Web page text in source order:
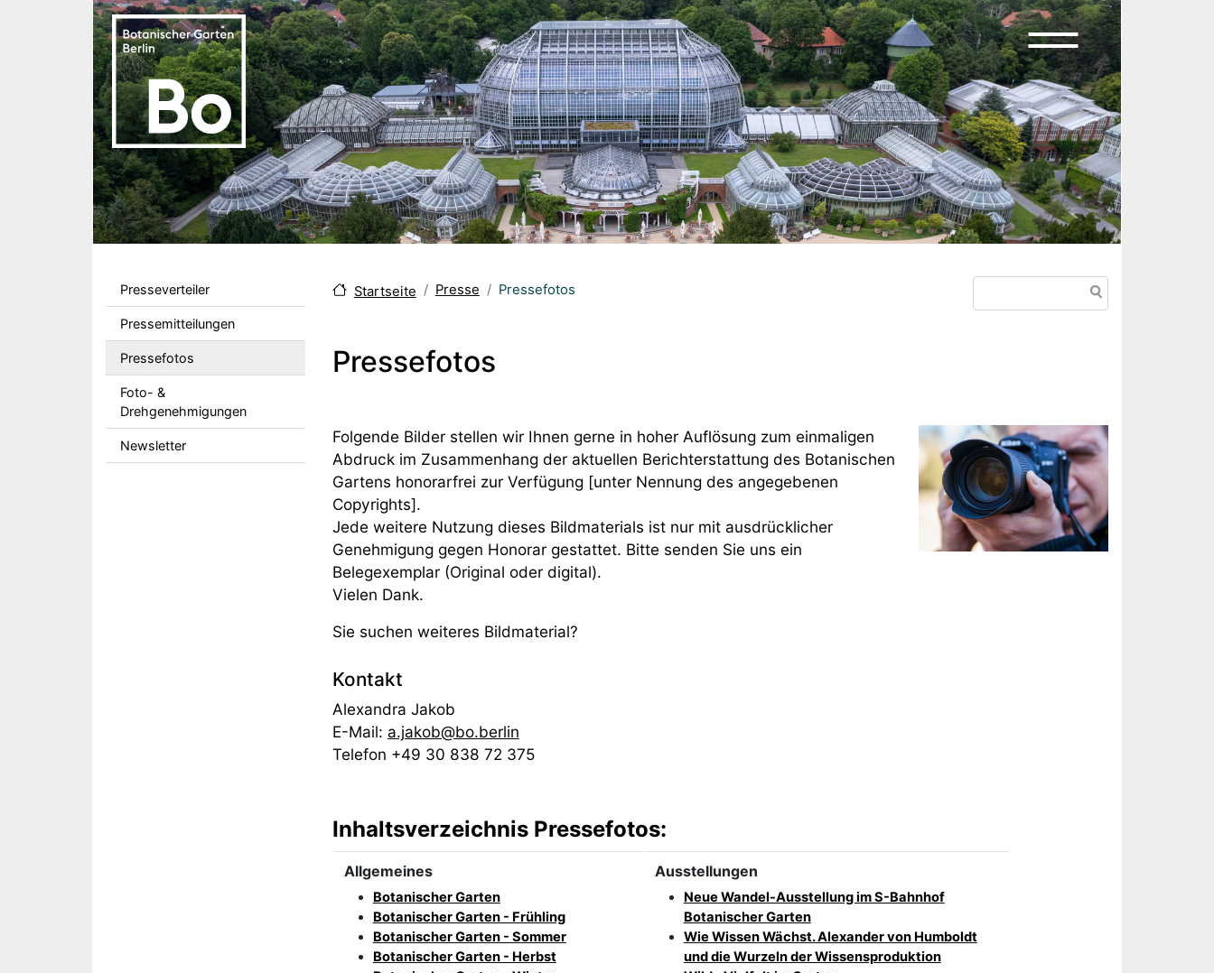
Direkt zum Inhalt
Presseverteiler
Pressemitteilungen
Pressefotos
Foto- &
Drehgenehmigungen
Newsletter
Startseite Presse Pressefotos
Pressefotos
Folgende Bilder stellen wir Ihnen gerne in hoher Auflösung zum einmaligen
Abdruck im Zusammenhang der aktuellen Berichterstattung des Botanischen
Gartens honorarfrei zur Verfügung [unter Nennung des angegebenen
Copyrights].
Jede weitere Nutzung dieses Bildmaterials ist nur mit ausdrücklicher
Genehmigung gegen Honorar gestattet. Bitte senden Sie uns ein
Belegexemplar (Original oder digital).
Vielen Dank.
Sie suchen weiteres Bildmaterial?
Kontakt
Alexandra Jakob
E-Mail: a.jakob@bo.berlin
Telefon +49 30 838 72 375
Inhaltsverzeichnis Pressefotos:
Allgemeines
Botanischer Garten
Botanischer Garten - Frühling
Botanischer Garten - Sommer
Botanischer Garten - Herbst
Ausstellungen
Neue Wandel-Ausstellung im S-Bahnhof
Botanischer Garten
Wie Wissen Wächst. Alexander von Humboldt
und die Wurzeln der Wissensproduktion